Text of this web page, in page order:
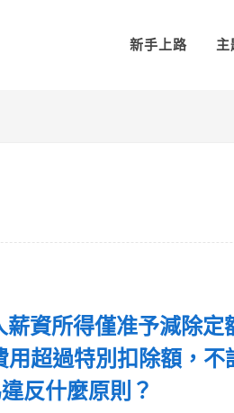
新手上路 主
薪資所得僅准予減除
超過特別扣除額，
反什麼原則？